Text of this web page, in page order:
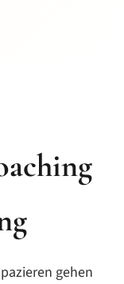
gehen